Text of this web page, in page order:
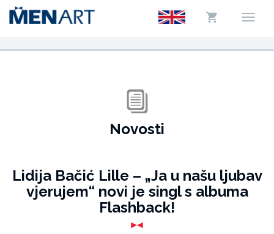
Novosti
Lidija Bačić Lille – „Ja u našu ljubav
vjerujem“ novi je singl s albuma
Flashback!